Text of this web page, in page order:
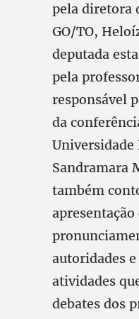
pela diretora
GO/TO,
deputada
pela
responsável
da
Universidade
Sandramara
também
autoridades
atividades
debates dos